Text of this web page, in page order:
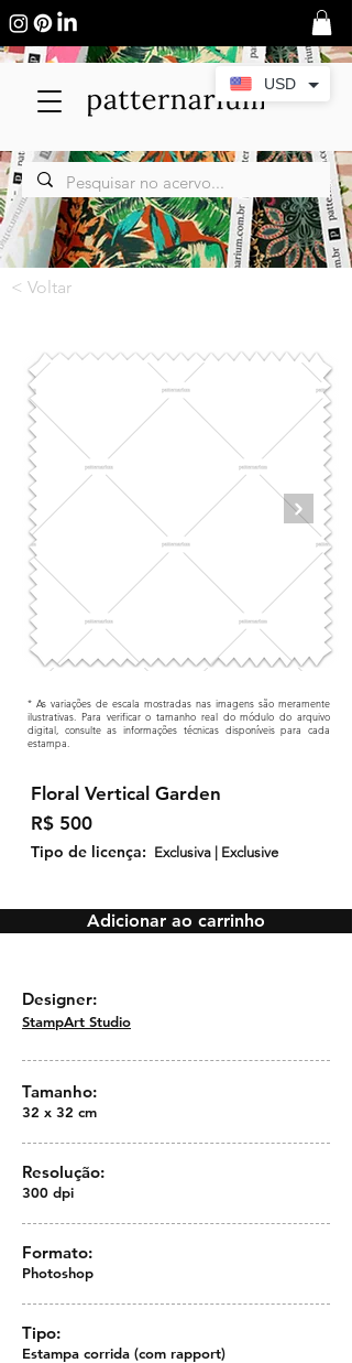
< Voltar
* As variações de escala mostradas nas imagens são meramente
ilustrativas. Para verificar o tamanho real do módulo do arquivo
digital, consulte as informações técnicas disponíveis para cada
estampa.
Floral Vertical Garden
R$ 500
Tipo de licença: Exclusiva | Exclusive
Adicionar ao carrinho
Designer:
StampArt Studio
Tamanho:
32 x 32 cm
Resolução:
300 dpi
Formato:
Photoshop
Tipo:
Estampa corrida (com rapport)
USD